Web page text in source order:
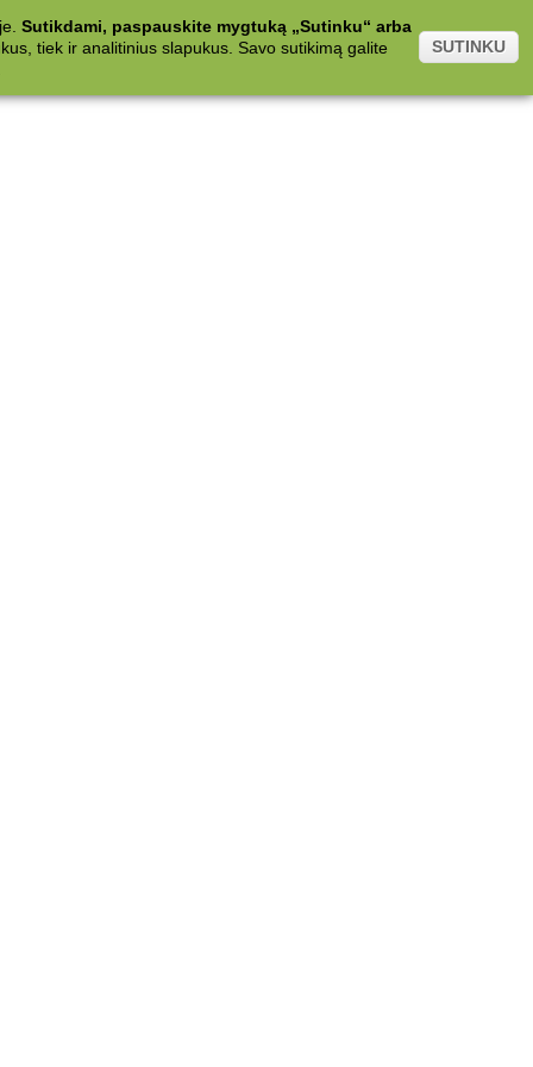
Sutikdami, paspauskite mygtuką „Sutinku“ arba
tiek ir analitinius slapukus. Savo sutikimą galite
SUTINKU